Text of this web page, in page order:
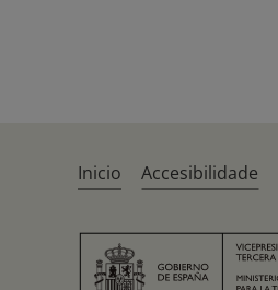
Inicio Accesibilidade